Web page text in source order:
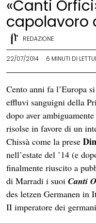
«Canti
capolavoro
REDAZIONE
22/07/2014 6 MINUTI DI
Cento anni fa l’Europa
effluvi sanguigni della
dopo aver
risolse in favore di un
Chissà come la prese
nell’estate del ’14 (e
finalmente riuscito a
di Marradi i suoiCanti
des letzen Germanen in
II imperatore dei